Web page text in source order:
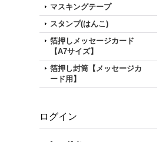
マスキングテープ
スタンプ(はんこ)
箔押しメッセージカード
【A7サイズ】
箔押し封筒【メッセージカ
ード用】
ログイン